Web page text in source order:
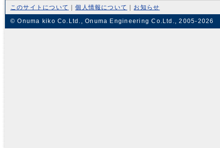
このサイトについて ｜個人情報について
お知らせ
© Onuma kiko Co.Ltd., Onuma Engineering Co.Ltd., 2005-2026